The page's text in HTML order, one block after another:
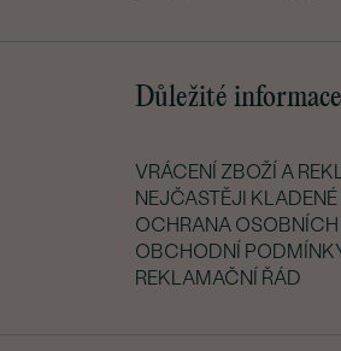
Důležité informace
VRÁCENÍ ZBOŽÍ A
NEJČASTĚJI
OCHRANA
OBCHODNÍ
REKLAMAČNÍ ŘÁD